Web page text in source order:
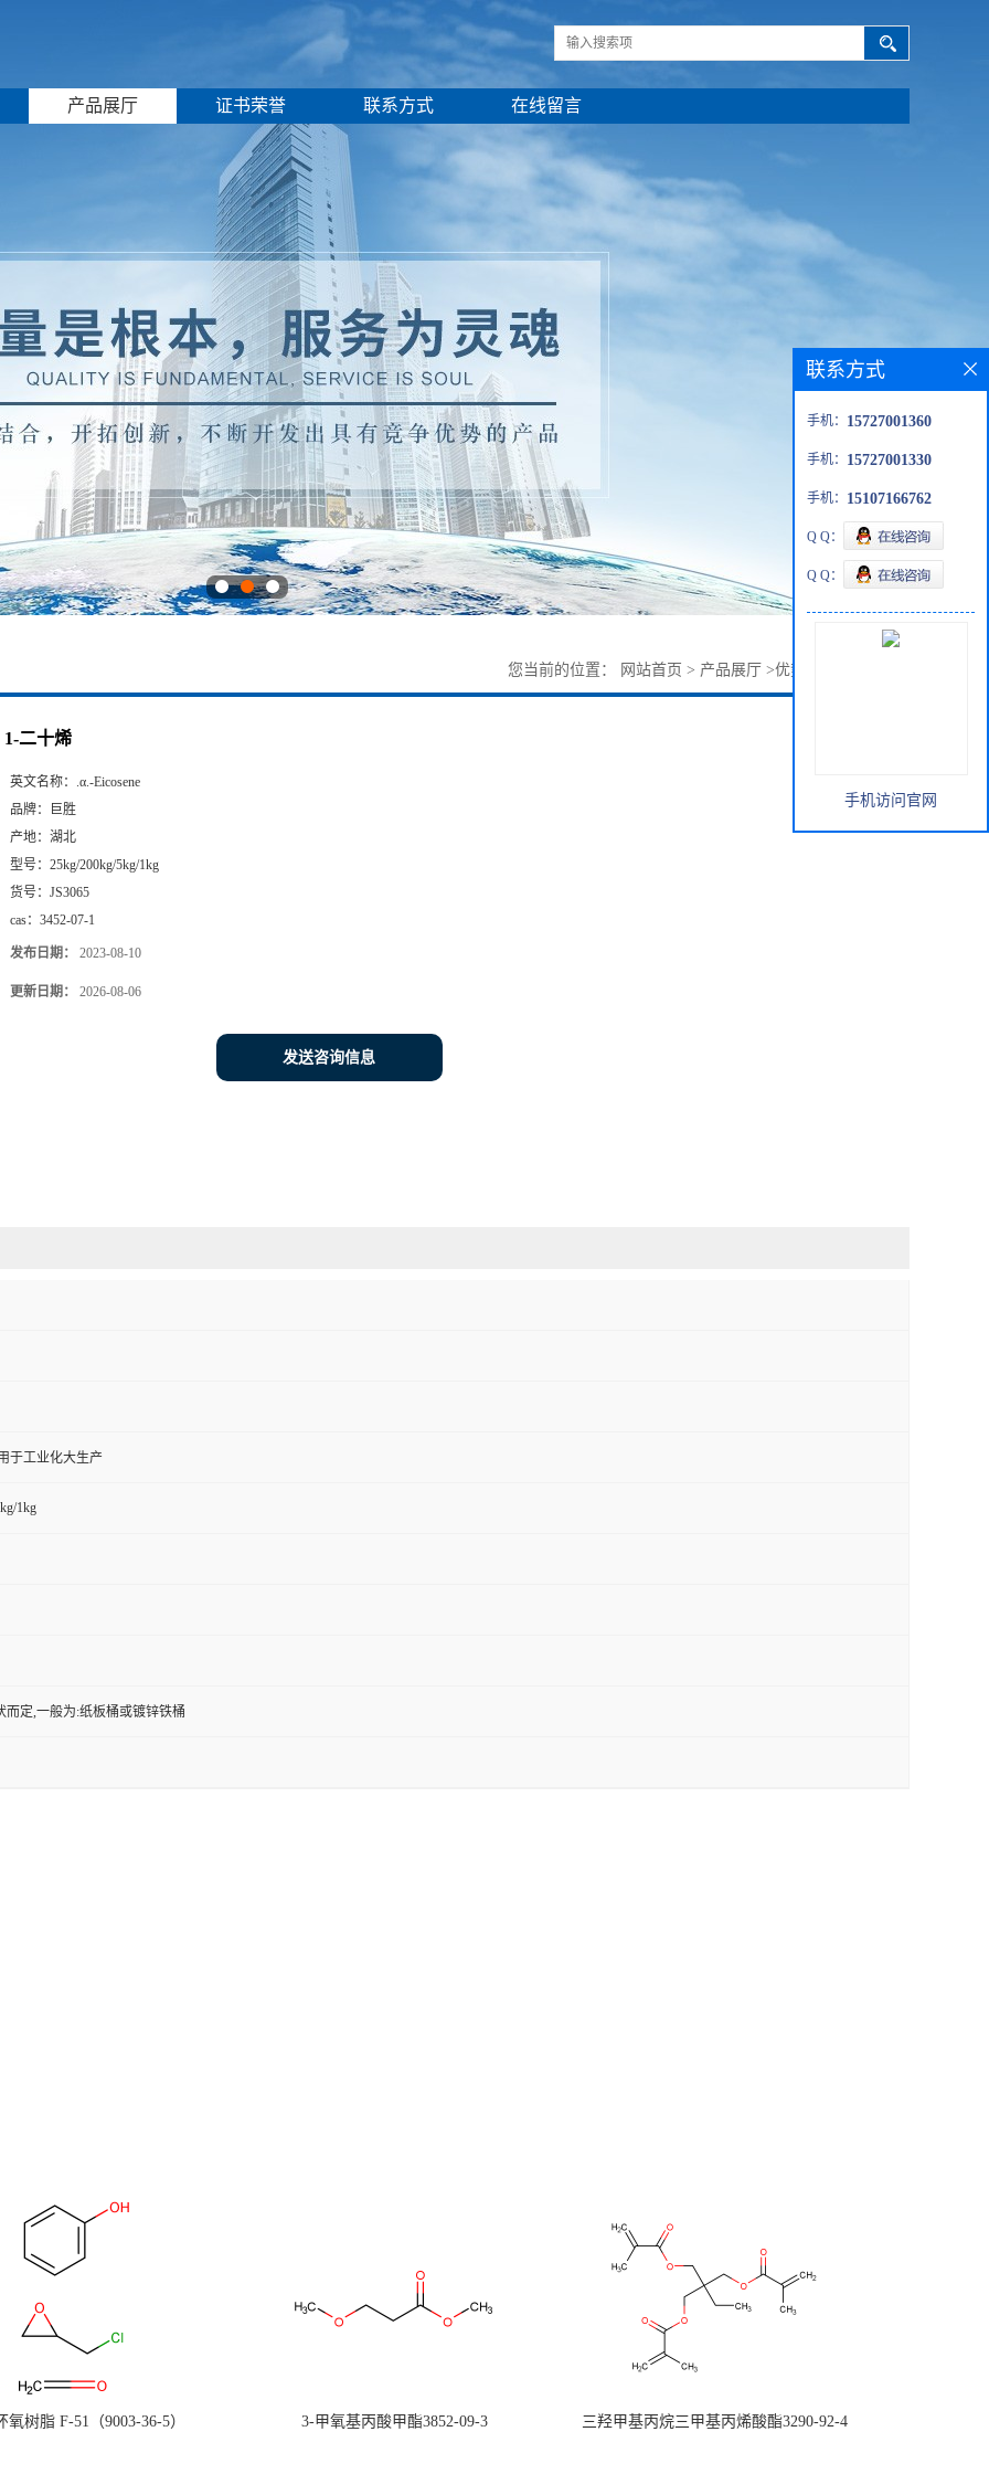
产品展厅 证书荣誉 联系方式 在线留言
您当前的位置： 网站首页 > 产品展厅 >优势品种
1-二十烯
英文名称： .α.-Eicosene
品牌：
巨胜
产地： 湖北
型号： 25kg/200kg/5kg/1kg
货号： JS3065
cas： 3452-07-1
发布日期： 2023-08-10
更新日期： 2026-08-06
发送咨询信息
于工业化大生产
1kg
而定,一般为:纸板桶或镀锌铁桶
氧树脂 F-51（9003-36-5） 3-甲氧基丙酸甲酯3852-09-3 三羟甲基丙烷三甲基丙烯酸酯3290-92-4
联系方式
手机： 15727001360
手机： 15727001330
手机： 15107166762
Q Q：
Q Q：
手机访问官网